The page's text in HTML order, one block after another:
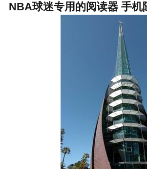
NBA球迷专用的阅读器 手机